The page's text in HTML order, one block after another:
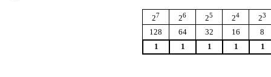
27 26 25 24 23
128 64 32 16
8
1
1 1 1 1